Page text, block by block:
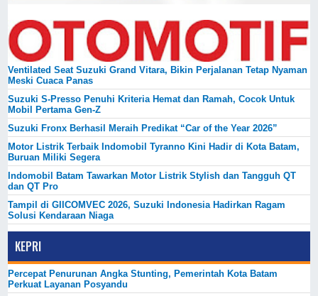
Ventilated Seat Suzuki Grand Vitara, Bikin Perjalanan Tetap Nyaman
Meski Cuaca Panas
Suzuki S-Presso Penuhi Kriteria Hemat dan Ramah, Cocok Untuk
Mobil Pertama Gen-Z
Suzuki Fronx Berhasil Meraih Predikat “Car of the Year 2026”
Motor Listrik Terbaik Indomobil Tyranno Kini Hadir di Kota Batam,
Buruan Miliki Segera
Indomobil Batam Tawarkan Motor Listrik Stylish dan Tangguh QT
dan QT Pro
Tampil di GIICOMVEC 2026, Suzuki Indonesia Hadirkan Ragam
Solusi Kendaraan Niaga
KEPRI
Percepat Penurunan Angka Stunting, Pemerintah Kota Batam
Perkuat Layanan Posyandu